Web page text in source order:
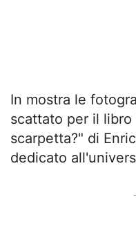
In mostra le
scattato per il
scarpetta?" di
dedicato